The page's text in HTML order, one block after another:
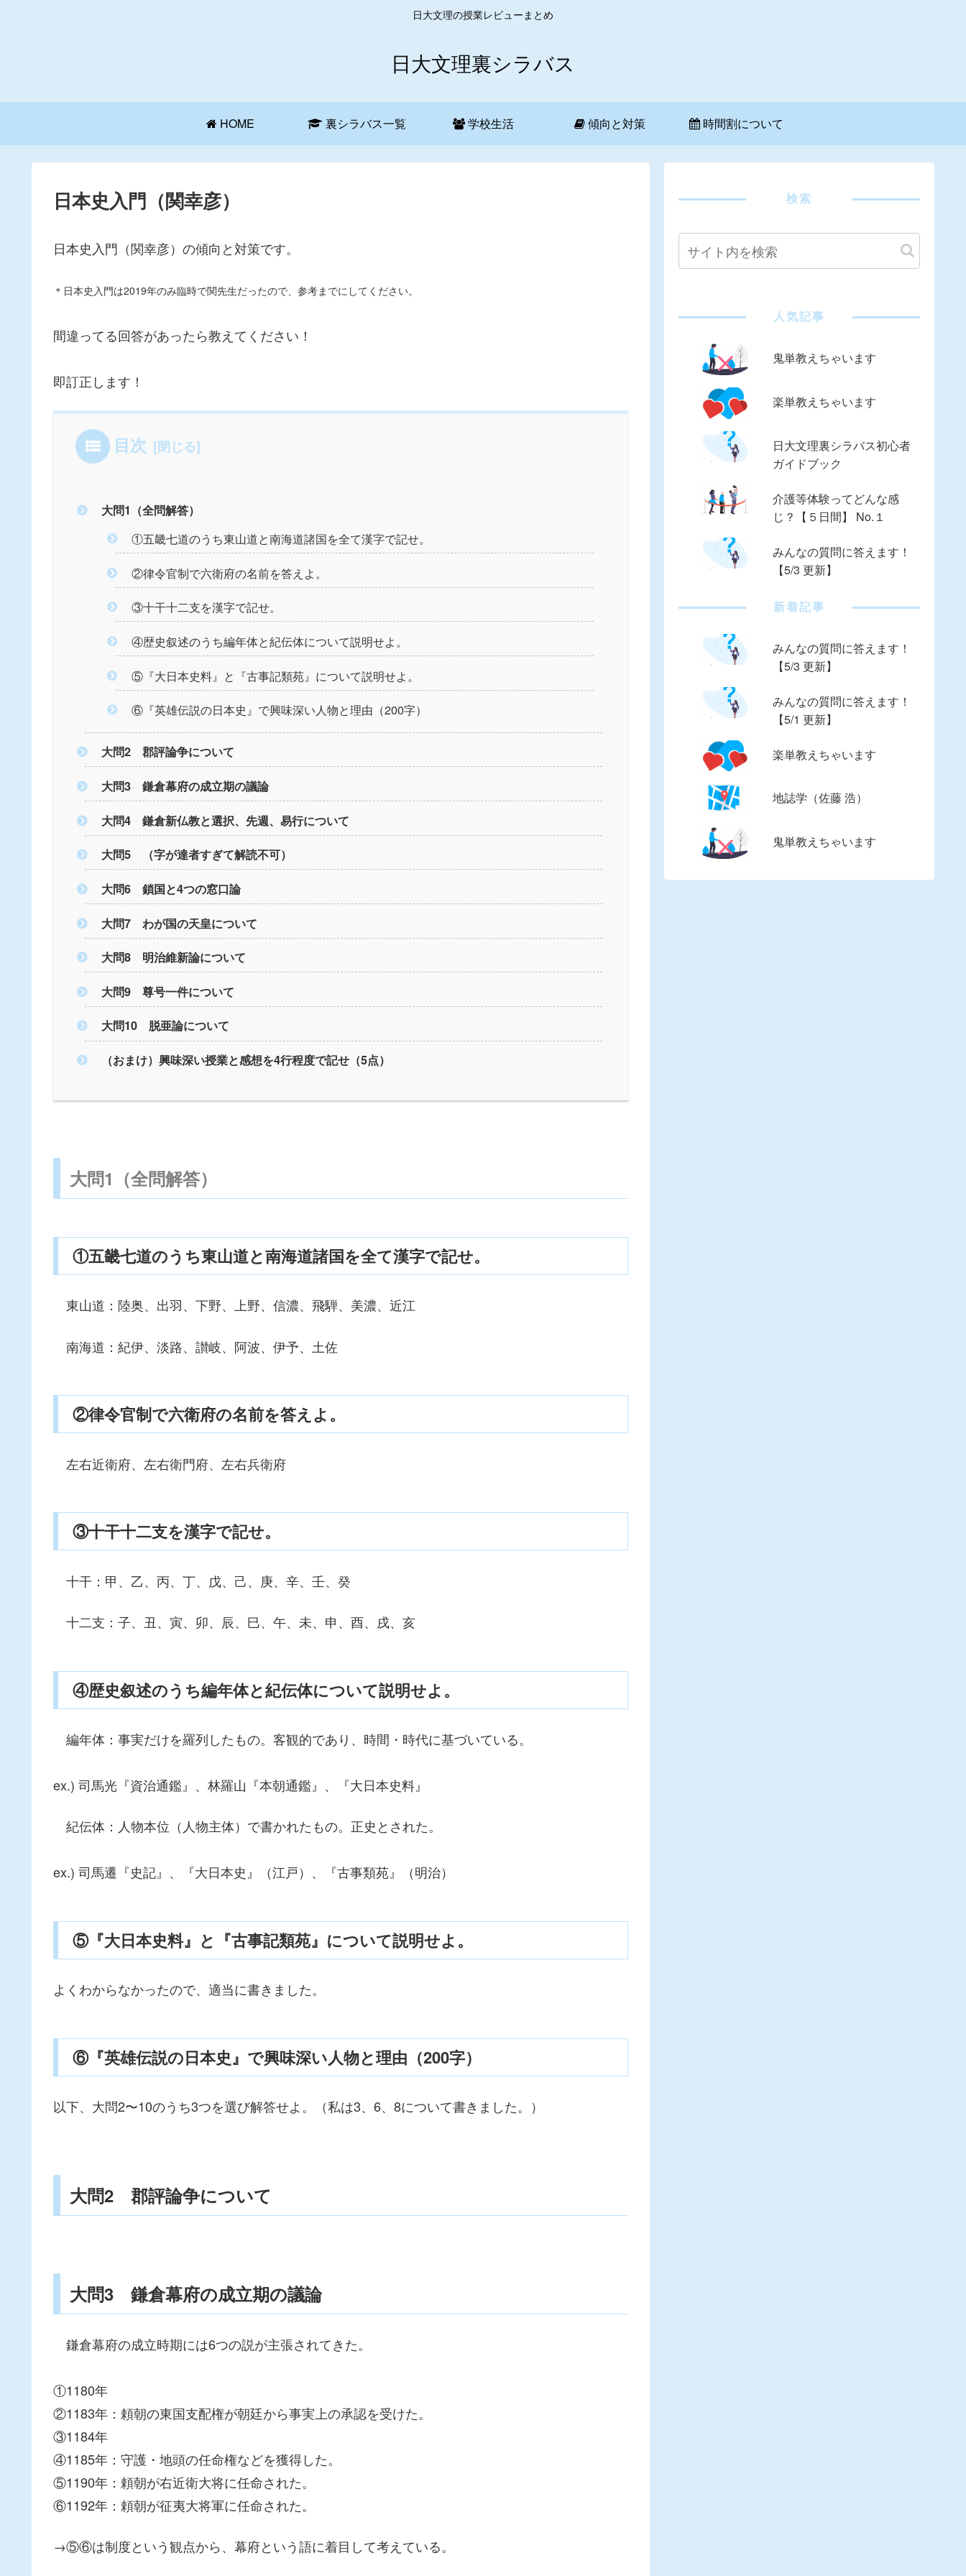
日大文理の授業レビューまとめ
日大文理裏シラバス
HOME 裏シラバス一覧 学校生活 傾向と対策 時間割について
日本史入門（関幸彦）
日本史入門（関幸彦）の傾向と対策です。
＊日本史入門は2019年のみ臨時で関先生だったので、参考までにしてください。
間違ってる回答があったら教えてください！
即訂正します！
目次
大問1（全問解答）
①五畿七道のうち東山道と南海道諸国を全て漢字で記せ。
②律令官制で六衛府の名前を答えよ。
③十干十二支を漢字で記せ。
④歴史叙述のうち編年体と紀伝体について説明せよ。
⑤『大日本史料』と『古事記類苑』について説明せよ。
⑥『英雄伝説の日本史』で興味深い人物と理由（200字）
大問2 郡評論争について
大問3 鎌倉幕府の成立期の議論
大問4 鎌倉新仏教と選択、先週、易行について
大問5 （字が達者すぎて解読不可）
大問6 鎖国と4つの窓口論
大問7 わが国の天皇について
大問8 明治維新論について
大問9 尊号一件について
大問10 脱亜論について
（おまけ）興味深い授業と感想を4行程度で記せ（5点）
大問1（全問解答）
①五畿七道のうち東山道と南海道諸国を全て漢字で記せ。
東山道：陸奥、出羽、下野、上野、信濃、飛騨、美濃、近江
南海道：紀伊、淡路、讃岐、阿波、伊予、土佐
②律令官制で六衛府の名前を答えよ。
左右近衛府、左右衛門府、左右兵衛府
③十干十二支を漢字で記せ。
十干：甲、乙、丙、丁、戊、己、庚、辛、壬、癸
十二支：子、丑、寅、卯、辰、巳、午、未、申、酉、戌、亥
④歴史叙述のうち編年体と紀伝体について説明せよ。
編年体：事実だけを羅列したもの。客観的であり、時間・時代に基づいている。
ex.) 司馬光『資治通鑑』、林羅山『本朝通鑑』、『大日本史料』
紀伝体：人物本位（人物主体）で書かれたもの。正史とされた。
ex.) 司馬遷『史記』、『大日本史』（江戸）、『古事類苑』（明治）
⑤『大日本史料』と『古事記類苑』について説明せよ。
よくわからなかったので、適当に書きました。
⑥『英雄伝説の日本史』で興味深い人物と理由（200字）
以下、大問2〜10のうち3つを選び解答せよ。（私は3、6、8について書きました。）
大問2 郡評論争について
大問3 鎌倉幕府の成立期の議論
鎌倉幕府の成立時期には6つの説が主張されてきた。
①1180年
②1183年：頼朝の東国支配権が朝廷から事実上の承認を受けた。
③1184年
④1185年：守護・地頭の任命権などを獲得した。
⑤1190年：頼朝が右近衛大将に任命された。
⑥1192年：頼朝が征夷大将軍に任命された。
→⑤⑥は制度という観点から、幕府という語に着目して考えている。
検索
人気記事
鬼単教えちゃいます
楽単教えちゃいます
日大文理裏シラバス初心者
ガイドブック
介護等体験ってどんな感
じ？【５日間】 No.１
みんなの質問に答えます！
【5/3 更新】
新着記事
みんなの質問に答えます！
【5/3 更新】
みんなの質問に答えます！
【5/1 更新】
楽単教えちゃいます
地誌学（佐藤 浩）
鬼単教えちゃいます